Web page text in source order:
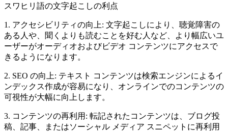
スワヒリ語の文字起こしの利点
1. アクセシビリティの向上: 文字起こしにより、聴覚障害の
ある人や、聞くよりも読むことを好む人など、より幅広いユ
ーザーがオーディオおよびビデオ コンテンツにアクセスで
きるようになります。
2. SEO の向上: テキスト コンテンツは検索エンジンによるイ
ンデックス作成が容易になり、オンラインでのコンテンツの
可視性が大幅に向上します。
3. コンテンツの再利用: 転記されたコンテンツは、ブログ投
稿、記事、またはソーシャル メディア スニペットに再利用